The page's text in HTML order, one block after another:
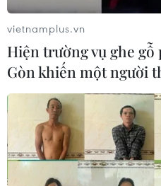
vietnamplus.vn
Hiện trường vụ ghe
Gòn khiến một người